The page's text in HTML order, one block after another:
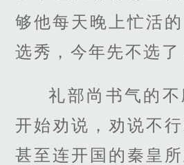
够他每天晚上忙活
选秀，今年先不选了
礼部尚书气的
开始劝说，劝说不行
甚至连开国的秦皇